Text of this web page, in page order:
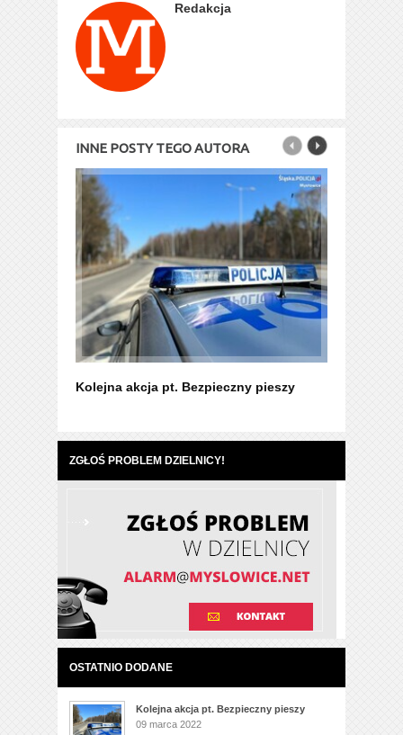
Redakcja
INNE POSTY TEGO AUTORA
Kolejna akcja pt. Bezpieczny pieszy
ZGŁOŚ PROBLEM DZIELNICY!
OSTATNIO DODANE
Kolejna akcja pt. Bezpieczny pieszy
09 marca 2022